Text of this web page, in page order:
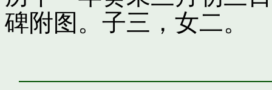
碑附图。子三，女二。